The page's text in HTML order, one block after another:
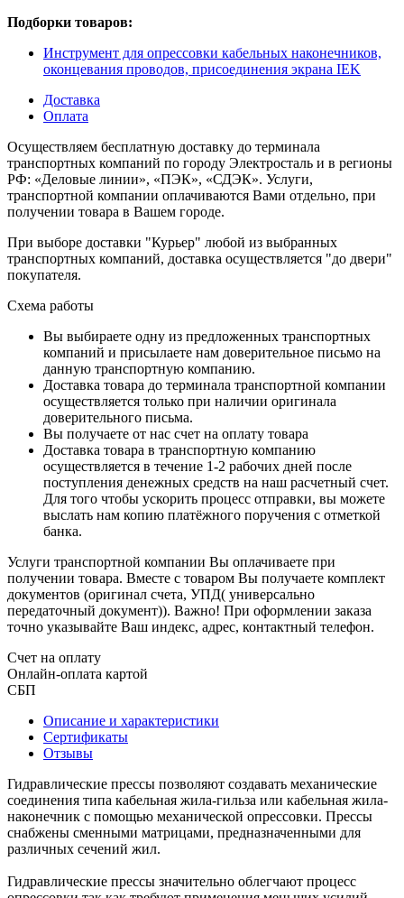
Подборки товаров:
Инструмент для опрессовки кабельных наконечников,
оконцевания проводов, присоединения экрана IEK
Доставка
Оплата
Осуществляем бесплатную доставку до терминала
транспортных компаний по городу Электросталь и в регионы
РФ: «Деловые линии», «ПЭК», «СДЭК». Услуги,
транспортной компании оплачиваются Вами отдельно, при
получении товара в Вашем городе.
При выборе доставки "Курьер" любой из выбранных
транспортных компаний, доставка осуществляется "до двери"
покупателя.
Схема работы
Вы выбираете одну из предложенных транспортных
компаний и присылаете нам доверительное письмо на
данную транспортную компанию.
Доставка товара до терминала транспортной компании
осуществляется только при наличии оригинала
доверительного письма.
Вы получаете от нас счет на оплату товара
Доставка товара в транспортную компанию
осуществляется в течение 1-2 рабочих дней после
поступления денежных средств на наш расчетный счет.
Для того чтобы ускорить процесс отправки, вы можете
выслать нам копию платёжного поручения с отметкой
банка.
Услуги транспортной компании Вы оплачиваете при
получении товара. Вместе с товаром Вы получаете комплект
документов (оригинал счета, УПД( универсально
передаточный документ)). Важно! При оформлении заказа
точно указывайте Ваш индекс, адрес, контактный телефон.
Счет на оплату
Онлайн-оплата картой
СБП
Описание и характеристики
Сертификаты
Отзывы
Гидравлические прессы позволяют создавать механические
соединения типа кабельная жила-гильза или кабельная жила-
наконечник с помощью механической опрессовки. Прессы
снабжены сменными матрицами, предназначенными для
различных сечений жил.
Гидравлические прессы значительно облегчают процесс